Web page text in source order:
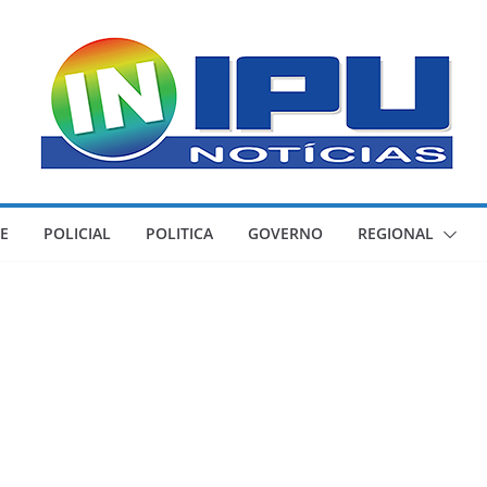
POLICIAL POLITICA GOVERNO REGIONAL